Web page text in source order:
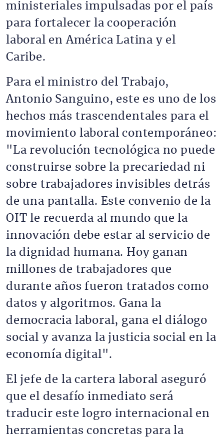
ministeriales impulsadas por el país
para fortalecer la cooperación
laboral en América Latina y el
Caribe.
Para el ministro del Trabajo,
Antonio Sanguino, este es uno de los
hechos más trascendentales para el
movimiento laboral contemporáneo:
"La revolución tecnológica no puede
construirse sobre la precariedad ni
sobre trabajadores invisibles detrás
de una pantalla. Este convenio de la
OIT le recuerda al mundo que la
innovación debe estar al servicio de
la dignidad humana. Hoy ganan
millones de trabajadores que
durante años fueron tratados como
datos y algoritmos. Gana la
democracia laboral, gana el diálogo
social y avanza la justicia social en la
economía digital".
El jefe de la cartera laboral aseguró
que el desafío inmediato será
traducir este logro internacional en
herramientas concretas para la